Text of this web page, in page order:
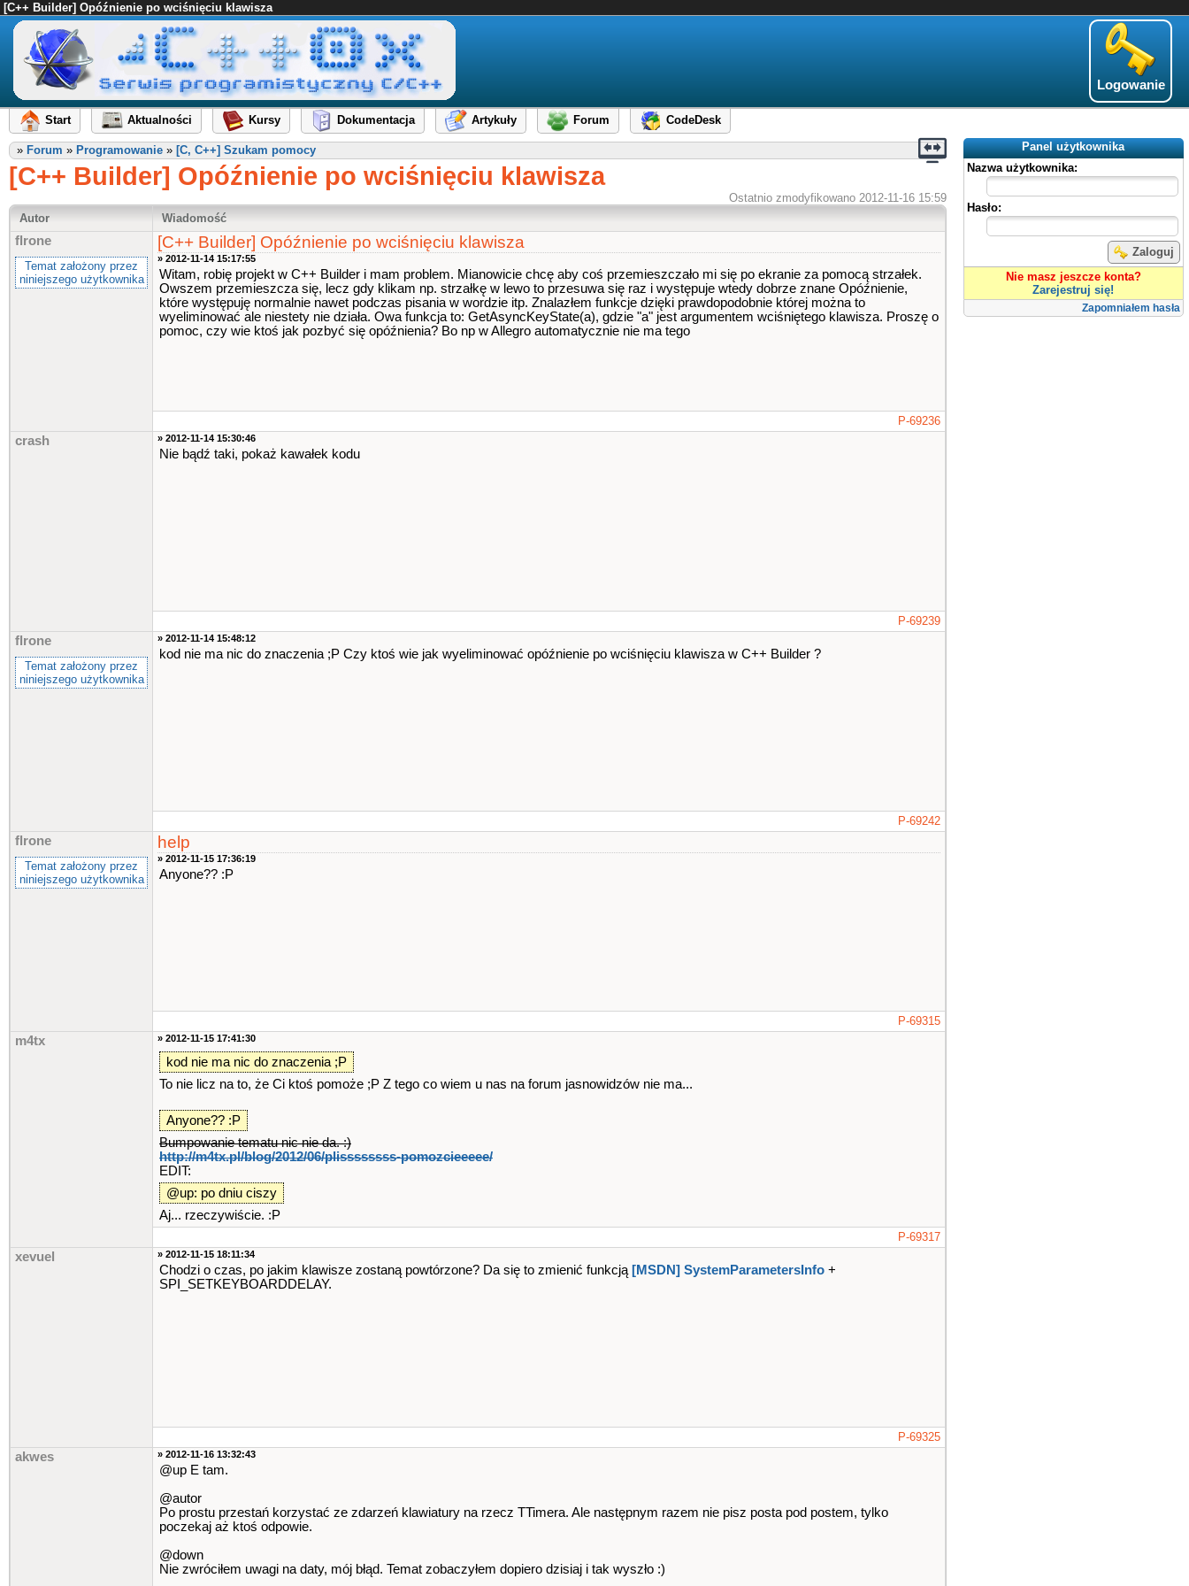
[C++ Builder] Opóźnienie po wciśnięciu klawisza
Logowanie
Start Aktualności Kursy Dokumentacja Artykuły Forum
CodeDesk
Panel użytkownika
Nazwa użytkownika:
Hasło:
Zaloguj
Nie masz jeszcze konta?
Zarejestruj się!
Zapomniałem hasła
» Forum » Programowanie » [C, C++] Szukam pomocy
[C++ Builder] Opóźnienie po wciśnięciu klawisza
Ostatnio zmodyfikowano 2012-11-16 15:59
Autor
Wiadomość
flrone
Temat założony przez
niniejszego użytkownika
[C++ Builder] Opóźnienie po wciśnięciu klawisza
» 2012-11-14 15:17:55
Witam, robię projekt w C++ Builder i mam problem. Mianowicie chcę aby coś przemieszczało mi się po ekranie za pomocą strzałek.
Owszem przemieszcza się, lecz gdy klikam np. strzałkę w lewo to przesuwa się raz i występuje wtedy dobrze znane Opóźnienie,
które występuję normalnie nawet podczas pisania w wordzie itp. Znalazłem funkcje dzięki prawdopodobnie której można to
wyeliminować ale niestety nie działa. Owa funkcja to: GetAsyncKeyState(a), gdzie "a" jest argumentem wciśniętego klawisza. Proszę o
pomoc, czy wie ktoś jak pozbyć się opóźnienia? Bo np w Allegro automatycznie nie ma tego
P-69236
crash » 2012-11-14 15:30:46
Nie bądź taki, pokaż kawałek kodu
P-69239
flrone
Temat założony przez
niniejszego użytkownika
» 2012-11-14 15:48:12
kod nie ma nic do znaczenia ;P Czy ktoś wie jak wyeliminować opóźnienie po wciśnięciu klawisza w C++ Builder ?
P-69242
flrone
Temat założony przez
niniejszego użytkownika
help
» 2012-11-15 17:36:19
Anyone?? :P
P-69315
m4tx » 2012-11-15 17:41:30
kod nie ma nic do znaczenia ;P
To nie licz na to, że Ci ktoś pomoże ;P Z tego co wiem u nas na forum jasnowidzów nie ma...
Anyone?? :P
Bumpowanie tematu nic nie da. :)
http://m4tx.pl/blog/2012/06/plissssssss-pomozcieeeee/
EDIT:
@up: po dniu ciszy
Aj... rzeczywiście. :P
P-69317
xevuel » 2012-11-15 18:11:34
Chodzi o czas, po jakim klawisze zostaną powtórzone? Da się to zmienić funkcją [MSDN] SystemParametersInfo +
SPI_SETKEYBOARDDELAY.
P-69325
akwes » 2012-11-16 13:32:43
@up E tam.
@autor
Po prostu przestań korzystać ze zdarzeń klawiatury na rzecz TTimera. Ale następnym razem nie pisz posta pod postem, tylko
poczekaj aż ktoś odpowie.
@down
Nie zwróciłem uwagi na daty, mój błąd. Temat zobaczyłem dopiero dzisiaj i tak wyszło :)